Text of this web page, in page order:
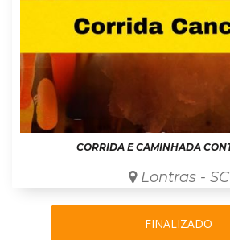
Lontras - SC
FINALIZADO